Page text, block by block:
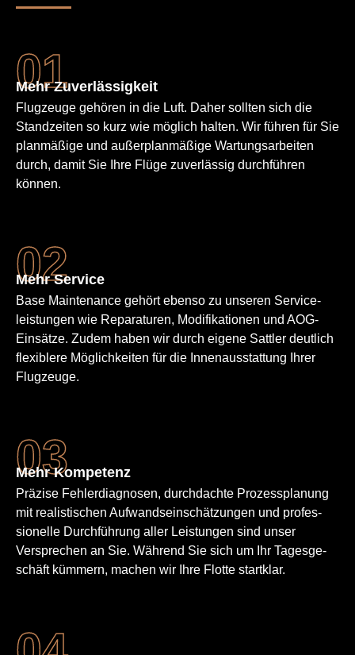
Mehr Zuverläs­sigkeit
Flugzeuge gehören in die Luft. Daher sollten sich die
Standzeiten so kurz wie möglich halten. Wir führen für Sie
planmäßige und außerplan­mäßige Wartungs­arbeiten
durch, damit Sie Ihre Flüge zuverlässig durchführen
können.
Mehr Service
Base Maintenance gehört ebenso zu unseren Service­
leistungen wie Reparaturen, Modifikationen und AOG-
Einsätze. Zudem haben wir durch eigene Sattler deutlich
flexiblere Möglichkeiten für die Innen­ausstattung Ihrer
Flugzeuge.
Mehr Kompetenz
Präzise Fehler­diagnosen, durchdachte Prozessplanung
mit realistischen Aufwands­einschätzungen und profes­
sionelle Durch­führung aller Leistungen sind unser
Versprechen an Sie. Während Sie sich um Ihr Tagesge­
schäft kümmern, machen wir Ihre Flotte startklar.